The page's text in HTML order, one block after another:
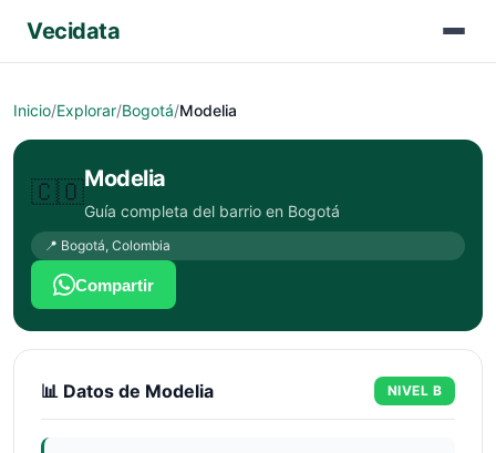
Vecidata
Inicio/Explorar/Bogotá/Modelia
🇨🇴Modelia
Guía completa del barrio en Bogotá
📍 Bogotá, Colombia
Compartir
📊 Datos de Modelia NIVEL B